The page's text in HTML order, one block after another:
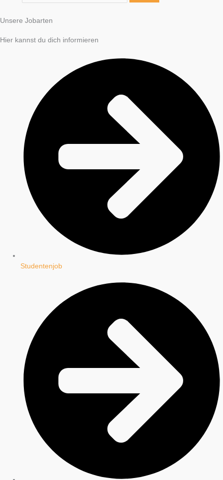
Unsere Jobarten
Hier kannst du dich informieren
Studentenjob